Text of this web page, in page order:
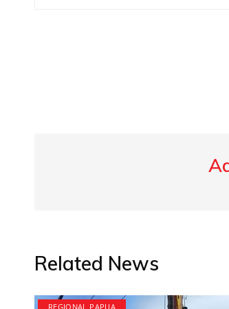
Related News
REGIONAL PAPUA